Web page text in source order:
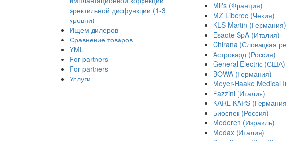
эректильной дисфункции (1-3
уровни)
Ищем дилеров
Сравнение товаров
YML
For partners
For partners
Услуги
Mil's (Франция)
MZ Liberec (Чехия)
KLS Martin (Германия)
Esaote SpA (Италия)
Chirana (Словацкая
Астрокард (Россия)
General Electric (США)
BOWA (Германия)
Meyer-Haake Medical
Fazzini (Италия)
KARL KAPS
Биоспек (Россия)
Mederen (Израиль)
Medax (Италия)